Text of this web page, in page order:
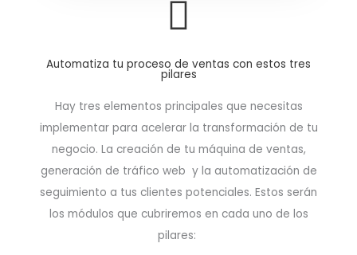
Automatiza tu proceso de ventas con estos tres
pilares
Hay tres elementos principales que necesitas
implementar para acelerar la transformación de tu
negocio. La creación de tu máquina de ventas,
generación de tráfico web y la automatización de
seguimiento a tus clientes potenciales. Estos serán
los módulos que cubriremos en cada uno de los
pilares: